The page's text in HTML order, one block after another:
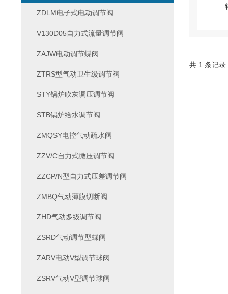
共 1 条记
ZDLM电子式电动调节阀
V130D05自力式流量调节阀
ZAJW电动调节蝶阀
ZTRS型气动卫生级调节阀
STY锅炉吹灰调压调节阀
STB锅炉给水调节阀
ZMQSY电控气动疏水阀
ZZV/C自力式微压调节阀
ZZCP/N型自力式压差调节阀
ZMBQ气动薄膜切断阀
ZHD气动多级调节阀
ZSRD气动调节型蝶阀
ZARV电动V型调节球阀
ZSRV气动V型调节球阀